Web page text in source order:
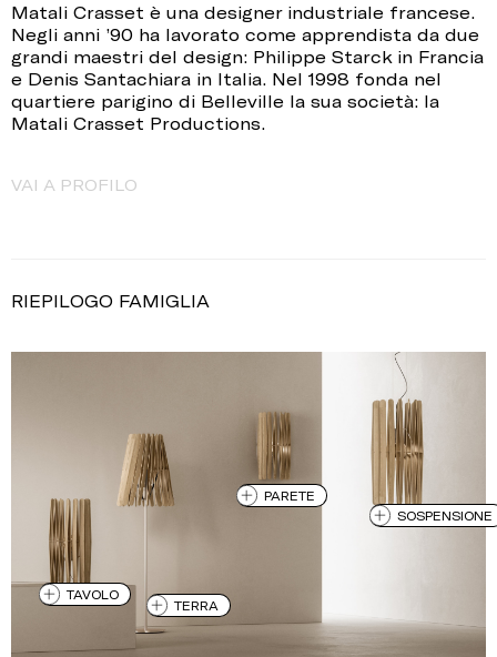
Matali Crasset è una designer industriale francese.
Negli anni ’90 ha lavorato come apprendista da due
grandi maestri del design: Philippe Starck in Francia
e Denis Santachiara in Italia. Nel 1998 fonda nel
quartiere parigino di Belleville la sua società: la
Matali Crasset Productions.
VAI A PROFILO
RIEPILOGO FAMIGLIA
SOSPENSIONE
PARETE
TERRA
TAVOLO